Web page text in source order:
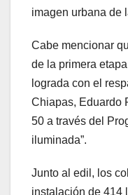
imagen urbana de
Cabe mencionar
de la primera
lograda con el
Chiapas, Eduardo
50 a través del
iluminada”.
Junto al edil, los
instalación de 414